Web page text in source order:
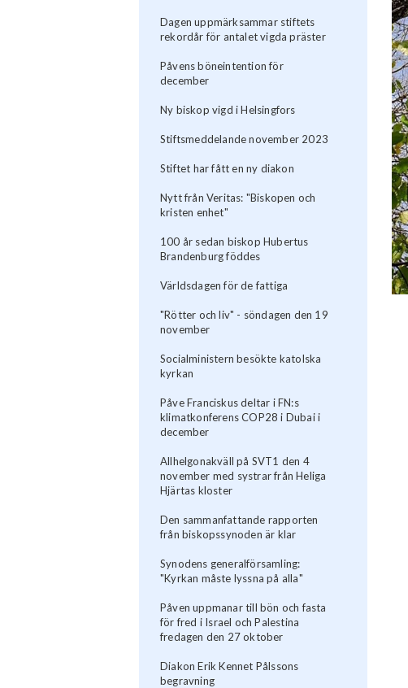
Dagen uppmärksammar stiftets
rekordår för antalet vigda präster
Påvens böneintention för
december
Ny biskop vigd i Helsingfors
Stiftsmeddelande november 2023
Stiftet har fått en ny diakon
Nytt från Veritas: "Biskopen och
kristen enhet"
100 år sedan biskop Hubertus
Brandenburg föddes
Världsdagen för de fattiga
"Rötter och liv" - söndagen den 19
november
Socialministern besökte katolska
kyrkan
Påve Franciskus deltar i FN:s
klimatkonferens COP28 i Dubai i
december
Allhelgonakväll på SVT1 den 4
november med systrar från Heliga
Hjärtas kloster
Den sammanfattande rapporten
från biskopssynoden är klar
Synodens generalförsamling:
"Kyrkan måste lyssna på alla"
Påven uppmanar till bön och fasta
för fred i Israel och Palestina
fredagen den 27 oktober
Diakon Erik Kennet Pålssons
begravning